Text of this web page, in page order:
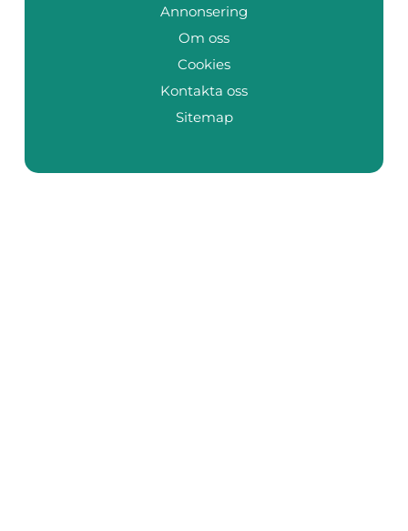
Annonsering
Om oss
Cookies
Kontakta oss
Sitemap